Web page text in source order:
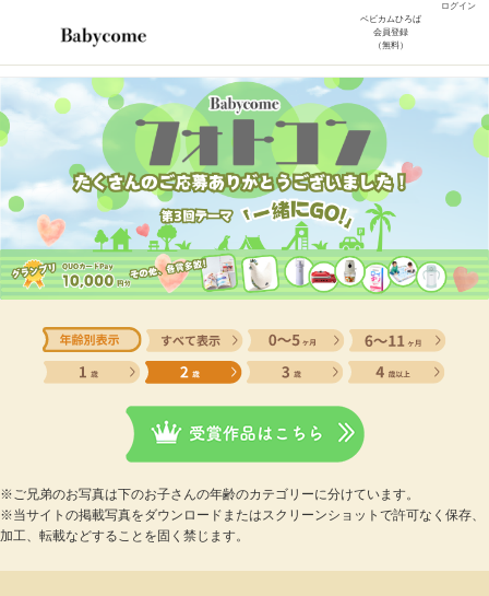
ログイン
ベビカムひろば
会員登録
（無料）
※ご兄弟のお写真は下のお子さんの年齢のカテゴリーに分けています。
※当サイトの掲載写真をダウンロードまたはスクリーンショットで許可なく保存、
加工、転載などすることを固く禁じます。